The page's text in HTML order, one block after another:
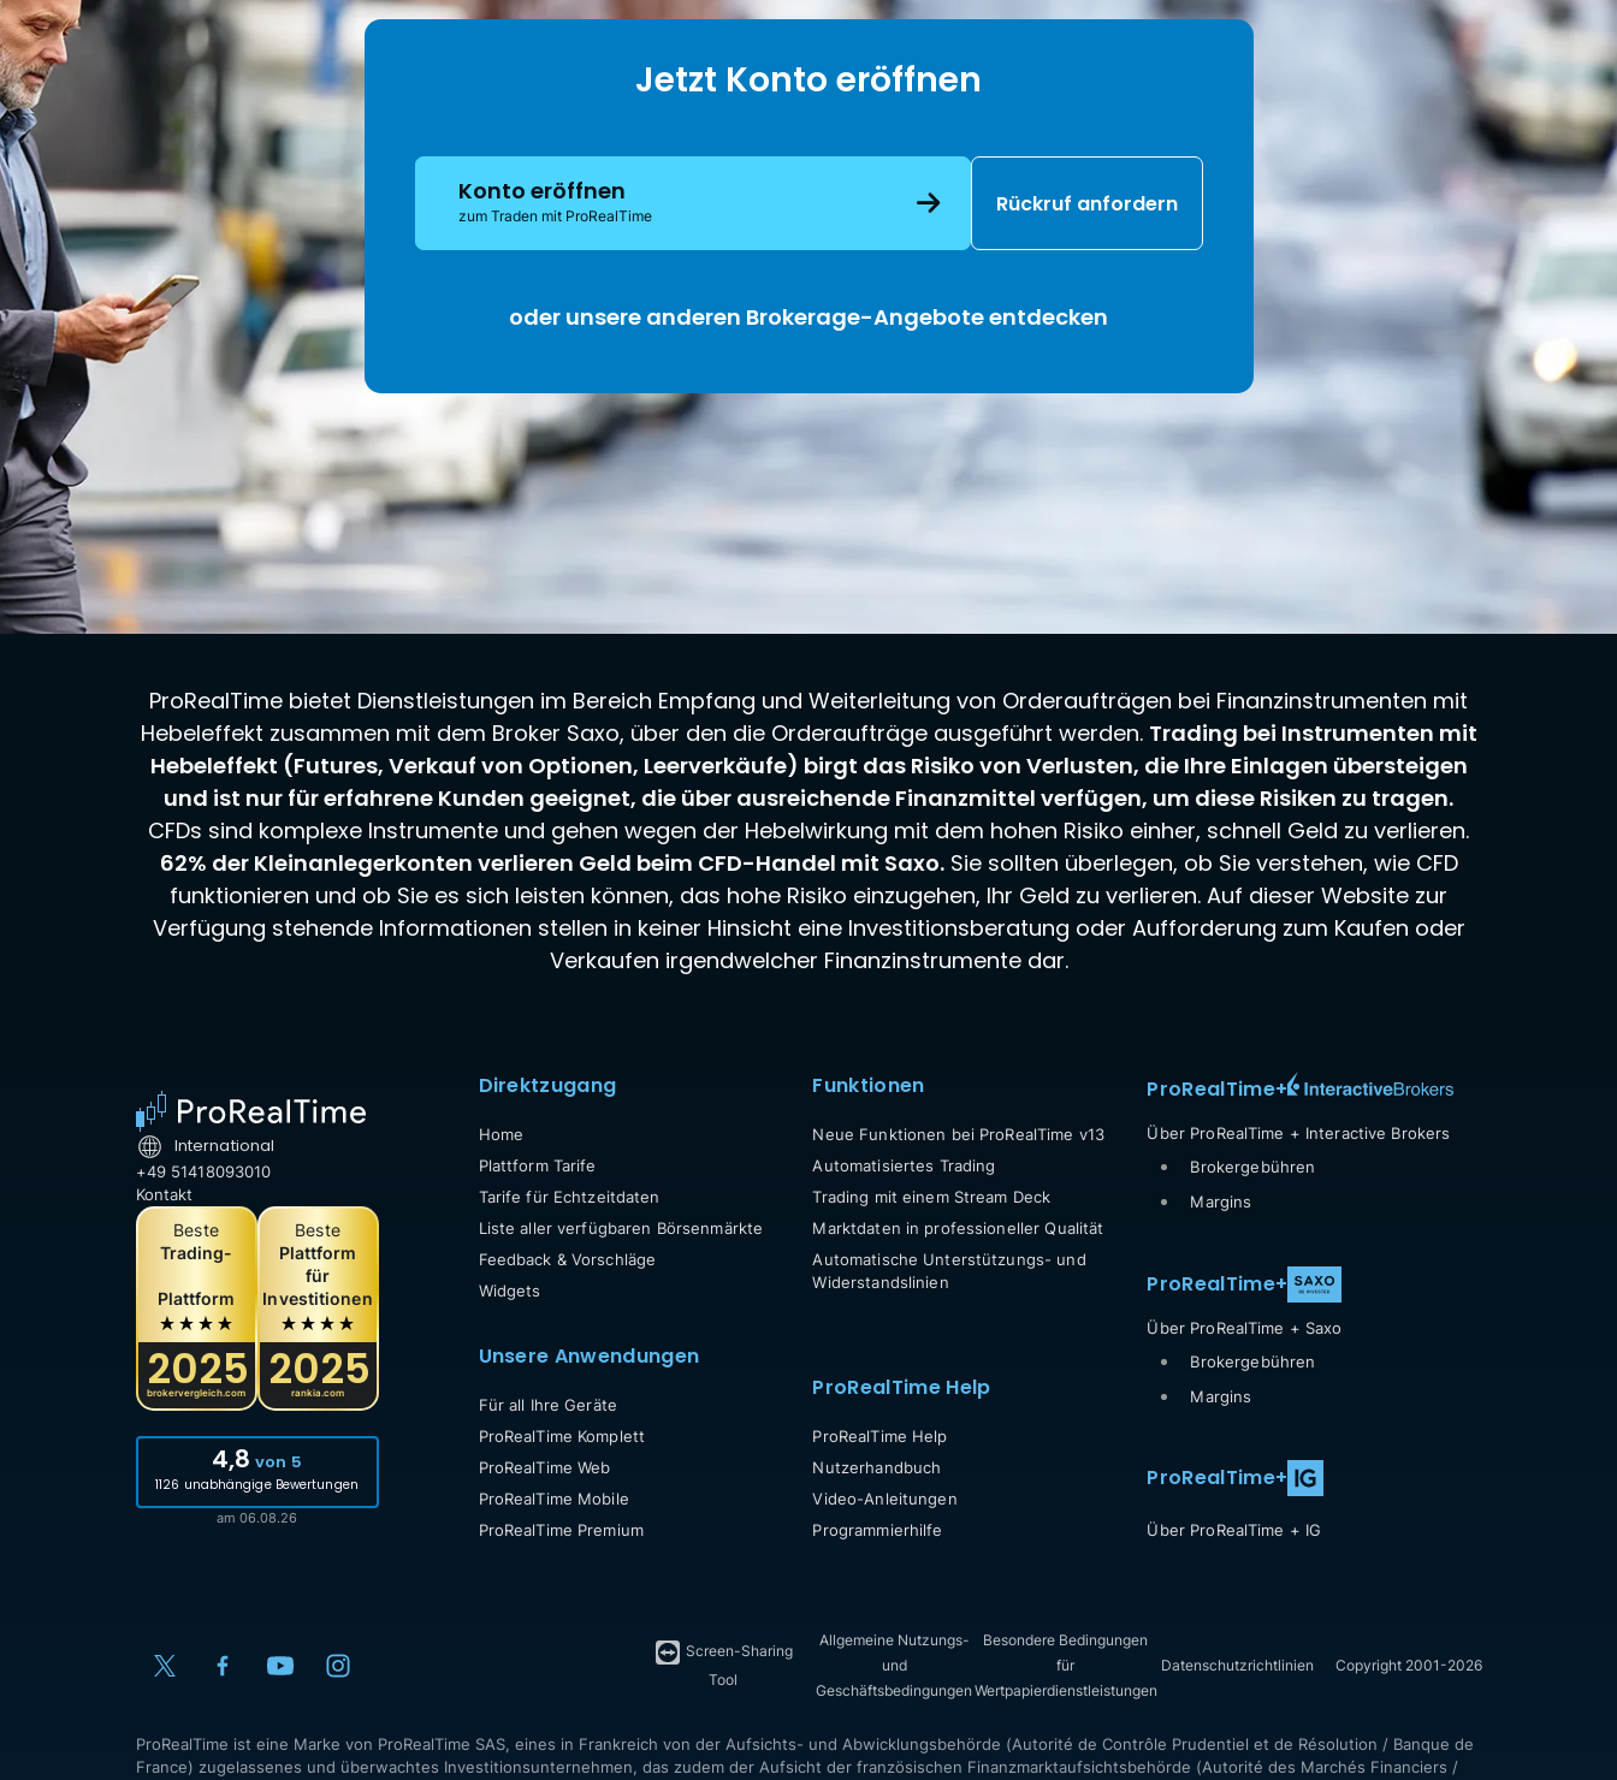
Jetzt Konto eröffnen
Konto eröffnen
zum Traden mit ProRealTime Rückruf anfordern
oder unsere anderen Brokerage-Angebote entdecken
ProRealTime bietet Dienstleistungen im Bereich Empfang und Weiterleitung von Orderaufträgen bei Finanzinstrumenten mit
Hebeleffekt zusammen mit dem Broker Saxo, über den die Orderaufträge ausgeführt werden. Trading bei Instrumenten mit
Hebeleffekt (Futures, Verkauf von Optionen, Leerverkäufe) birgt das Risiko von Verlusten, die Ihre Einlagen übersteigen
und ist nur für erfahrene Kunden geeignet, die über ausreichende Finanzmittel verfügen, um diese Risiken zu tragen.
CFDs sind komplexe Instrumente und gehen wegen der Hebelwirkung mit dem hohen Risiko einher, schnell Geld zu verlieren.
62% der Kleinanlegerkonten verlieren Geld beim CFD-Handel mit Saxo.Sie sollten überlegen, ob Sie verstehen, wie CFD
funktionieren und ob Sie es sich leisten können, das hohe Risiko einzugehen, Ihr Geld zu verlieren. Auf dieser Website zur
Verfügung stehende Informationen stellen in keiner Hinsicht eine Investitionsberatung oder Aufforderung zum Kaufen oder
Verkaufen irgendwelcher Finanzinstrumente dar.
International
+49 51418093010
Kontakt
Beste
Trading-
Plattform
2025
brokervergleich.com
Beste
Plattform
für
Investitionen
2025
rankia.com
4,8 von 5
1126 unabhängige Bewertungen
am 06.08.26
Direktzugang
Home
Plattform Tarife
Tarife für Echtzeitdaten
Liste aller verfügbaren Börsenmärkte
Feedback & Vorschläge
Widgets
Unsere Anwendungen
Für all Ihre Geräte
ProRealTime Komplett
ProRealTime Web
ProRealTime Mobile
ProRealTime Premium
Funktionen
Neue Funktionen bei ProRealTime v13
Automatisiertes Trading
Trading mit einem Stream Deck
Marktdaten in professioneller Qualität
Automatische Unterstützungs- und
Widerstandslinien
ProRealTime Help
ProRealTime Help
Nutzerhandbuch
Video-Anleitungen
Programmierhilfe
ProRealTime+
Über ProRealTime + Interactive Brokers
Brokergebühren
Margins
ProRealTime+
Über ProRealTime + Saxo
Brokergebühren
Margins
ProRealTime+
Über ProRealTime + IG
Screen-Sharing
Tool
Allgemeine Nutzungs-
und
Geschäftsbedingungen
Besondere Bedingungen
für
Wertpapierdienstleistungen
Datenschutzrichtlinien Copyright 2001-2026
ProRealTime ist eine Marke von ProRealTime SAS, eines in Frankreich von der Aufsichts- und Abwicklungsbehörde (Autorité de Contrôle Prudentiel et de Résolution / Banque de
France) zugelassenes und überwachtes Investitionsunternehmen, das zudem der Aufsicht der französischen Finanzmarktaufsichtsbehörde (Autorité des Marchés Financiers /